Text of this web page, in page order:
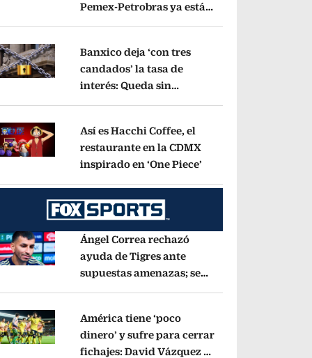
in new windowPemex-Petrobras ya está
in new window
Banxico deja ‘con tres
candados’ la tasa de
interés: Queda sin
in new window
Así es Hacchi Coffee, el
restaurante en la CDMX
inspirado en ‘One Piece’
in new window
Ángel Correa rechazó
ayuda de Tigres ante
supuestas amenazas; se
in new window
América tiene ‘poco
dinero’ y sufre para cerrar
fichajes: David Vázquez se